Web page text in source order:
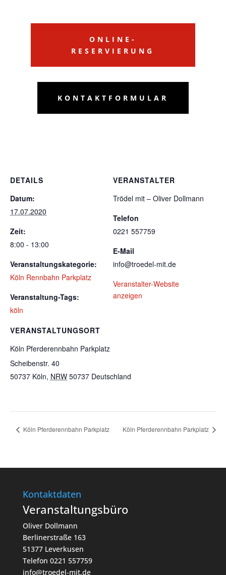
ONLINE-
RESERVIERUNG
KONTAKTFORMULAR
DETAILS
Datum:
17.07.2020
Zeit:
8:00 - 13:00
Veranstaltungskategorie:
Köln Rennbahn Parkplatz
Veranstaltung-Tags:
köln
VERANSTALTUNGSORT
Köln Pferderennbahn Parkplatz
Scheibenstr. 40
50737 Köln, NRW 50737 Deutschland
VERANSTALTER
Trödel mit – Oliver Dollmann
Telefon
0221 557759
E-Mail
info@troedel-mit.de
Veranstalter-Website
anzeigen
Köln Pferderennbahn Parkplatz Köln Pferderennbahn Parkplatz
Kontaktdaten
Veranstaltungsbüro
Oliver Dollmann
Berlinerstraße 163
51377 Leverkusen
Telefon 0221 557759
info@troedel-mit.de